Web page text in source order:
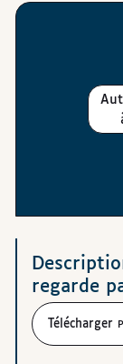
Autoriser les cookies nécessaires
regarde
Télécharger